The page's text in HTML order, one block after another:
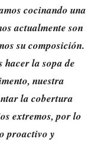
cocinando una
actualmente son
su composición.
la sopa de
nuestra
la cobertura
extremos, por lo
proactivo y